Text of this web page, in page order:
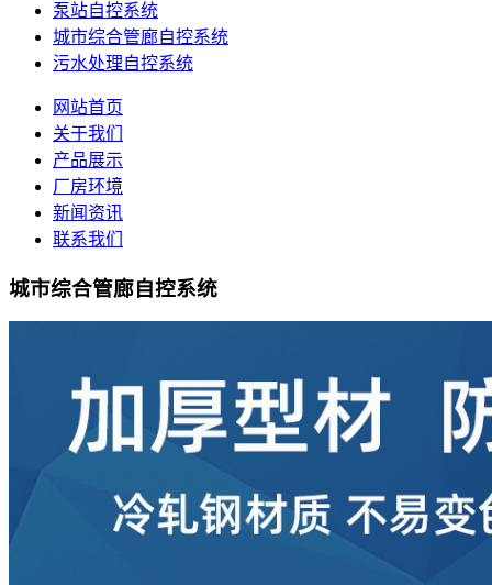
泵站自控系统
城市综合管廊自控系统
污水处理自控系统
网站首页
关于我们
产品展示
厂房环境
新闻资讯
联系我们
城市综合管廊自控系统